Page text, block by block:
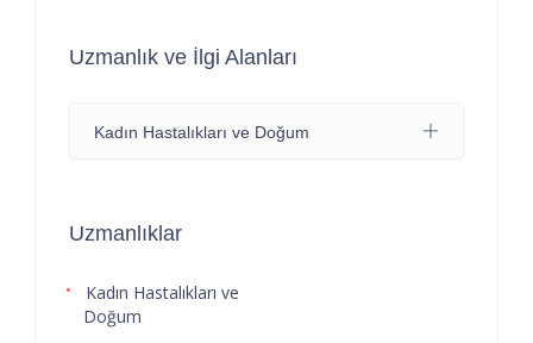
Uzmanlık ve İlgi Alanları
Kadın Hastalıkları ve Doğum
Uzmanlıklar
Kadın Hastalıkları ve
Doğum